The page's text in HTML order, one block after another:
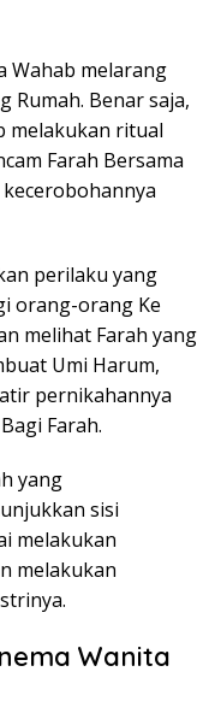
Wahab melarang
Rumah. Benar saja,
melakukan ritual
Farah Bersama
perilaku yang
orang-orang Ke
melihat Farah yang
Umi Harum,
pernikahannya
Farah.
yang
sisi
melakukan
melakukan
Wanita